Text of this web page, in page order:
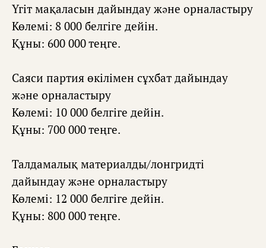
Үгіт мақаласын дайындау жəне орналастыру
Көлемі: 8 000 белгіге дейін.
Құны: 600 000 теңге.
Саяси партия өкілімен сұхбат дайындау
жəне орналастыру
Көлемі: 10 000 белгіге дейін.
Құны: 700 000 теңге.
Талдамалық материалды/лонгридті
дайындау жəне орналастыру
Көлемі: 12 000 белгіге дейін.
Құны: 800 000 теңге.